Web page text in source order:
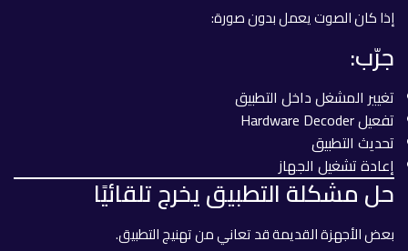
إذا كان الصوت يعمل بدون صورة:
جرّب:
تغيير المشغل داخل التطبيق
تفعيل Hardware Decoder
تحديث التطبيق
إعادة تشغيل الجهاز
حل مشكلة التطبيق يخرج تلقائيًا
بعض الأجهزة القديمة قد تعاني من تهنيج التطبيق.